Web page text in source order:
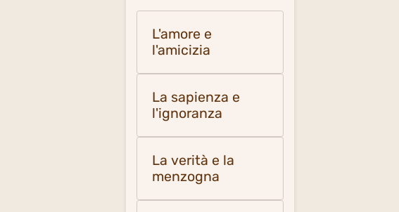
L'amore e
l'amicizia
La sapienza e
l'ignoranza
La verità e la
menzogna